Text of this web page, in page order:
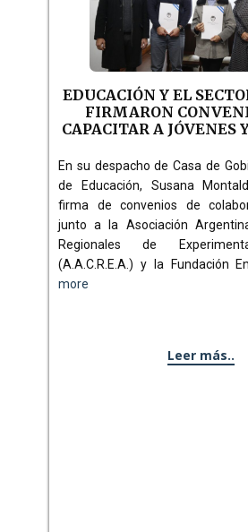
EDUCACIÓN Y EL
FIRMARON
CAPACITAR A JÓVENES
En su despacho de Casa de
de Educación, Susana
firma de convenios de
junto a la Asociación
Regionales de
(A.A.C.R.E.A.) y la Fundación
more
Leer más..